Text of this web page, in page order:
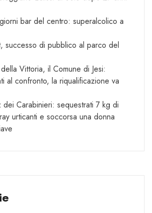
bar del centro: superalcolico a
successo di pubblico al parco del
Vittoria, il Comune di Jesi:
al confronto, la riqualificazione va
dei Carabinieri: sequestrati 7 kg di
urticanti e soccorsa una donna